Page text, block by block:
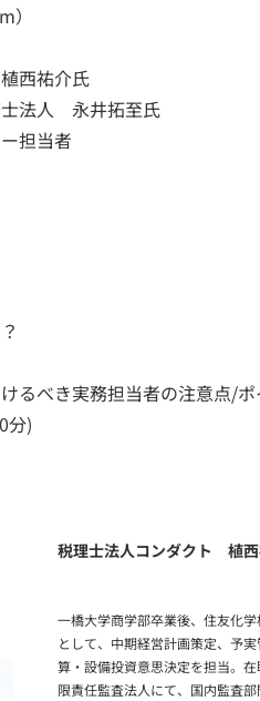
西祐介氏
士法人 永井拓至氏
担当者
るべき実務担当者の注意点/
分)
税理士法人コンダクト 植
一橋大学商学部卒業後、住友化
として、中期経営計画策定、予
算・設備投資意思決定を担当。
限責任監査法人にて、国内監査